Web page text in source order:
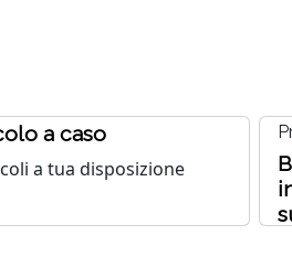
a caso
a tua disposizione